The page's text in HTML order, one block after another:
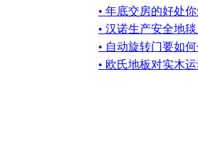
• 年底交房的好处
• 汉诺生产安全地
• 自动旋转门要如
• 欧氏地板对实木